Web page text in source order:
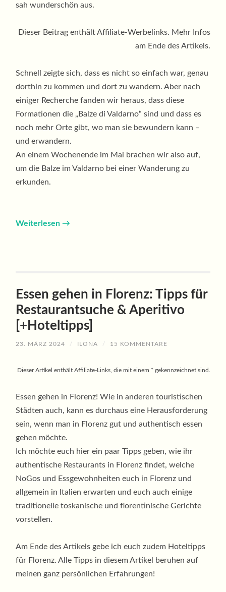
sah wunderschön aus.
Dieser Beitrag enthält Affiliate-Werbelinks. Mehr Infos
am Ende des Artikels.
Schnell zeigte sich, dass es nicht so einfach war, genau
dorthin zu kommen und dort zu wandern. Aber nach
einiger Recherche fanden wir heraus, dass diese
Formationen die „Balze di Valdarno“ sind und dass es
noch mehr Orte gibt, wo man sie bewundern kann –
und erwandern.
An einem Wochenende im Mai brachen wir also auf,
um die Balze im Valdarno bei einer Wanderung zu
erkunden.
Weiterlesen→
Essen gehen in Florenz: Tipps für
Restaurantsuche & Aperitivo
[+Hoteltipps]
23. MÄRZ 2024 / ILONA / 15 KOMMENTARE
Dieser Artikel enthält Affiliate-Links, die mit einem * gekennzeichnet sind.
Essen gehen in Florenz! Wie in anderen touristischen
Städten auch, kann es durchaus eine Herausforderung
sein, wenn man in Florenz gut und authentisch essen
gehen möchte.
Ich möchte euch hier ein paar Tipps geben, wie ihr
authentische Restaurants in Florenz findet, welche
NoGos und Essgewohnheiten euch in Florenz und
allgemein in Italien erwarten und euch auch einige
traditionelle toskanische und florentinische Gerichte
vorstellen.
Am Ende des Artikels gebe ich euch zudem Hoteltipps
für Florenz. Alle Tipps in diesem Artikel beruhen auf
meinen ganz persönlichen Erfahrungen!